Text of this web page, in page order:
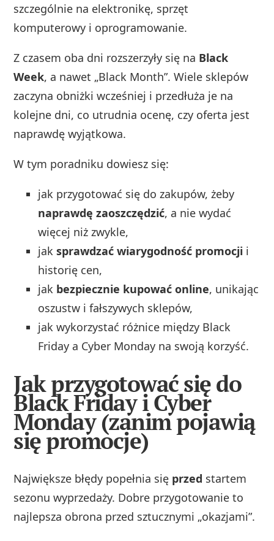
szczególnie na elektronikę, sprzęt
komputerowy i oprogramowanie.
Z czasem oba dni rozszerzyły się na Black
Week, a nawet „Black Month”. Wiele sklepów
zaczyna obniżki wcześniej i przedłuża je na
kolejne dni, co utrudnia ocenę, czy oferta jest
naprawdę wyjątkowa.
W tym poradniku dowiesz się:
jak przygotować się do zakupów, żeby
naprawdę zaoszczędzić, a nie wydać
więcej niż zwykle,
jaksprawdzać wiarygodność promocji i
historię cen,
jak bezpiecznie kupować online, unikając
oszustw i fałszywych sklepów,
jak wykorzystać różnice między Black
Friday a Cyber Monday na swoją korzyść.
Jak przygotować się do
Black Friday i Cyber
Monday (zanim pojawią
się promocje)
Największe błędy popełnia się przed startem
sezonu wyprzedaży. Dobre przygotowanie to
najlepsza obrona przed sztucznymi „okazjami”.